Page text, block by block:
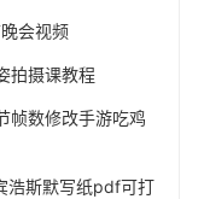
会视频
拍摄课教程
帧数修改手游吃鸡
浩斯默写纸pdf可打